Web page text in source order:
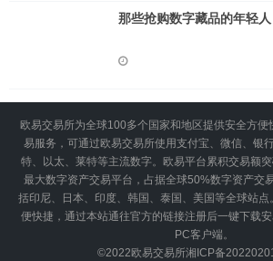
那些抢购数字藏品的年轻人
欧易交易所为全球100多个国家和地区提供安全方便
易服务，可通过欧易交易所使用支付宝、微信、银
特、以太、莱特等主流数字。欧易平台累积交易额
最大数字资产交易平台，占据全球50%数字资产交
括印尼、日本、印度、韩国、泰国、美国等全球站
便快捷，通过本站通往官方的链接注册后一键下载安
PC客户端。
©2022欧易交易所湘ICP备